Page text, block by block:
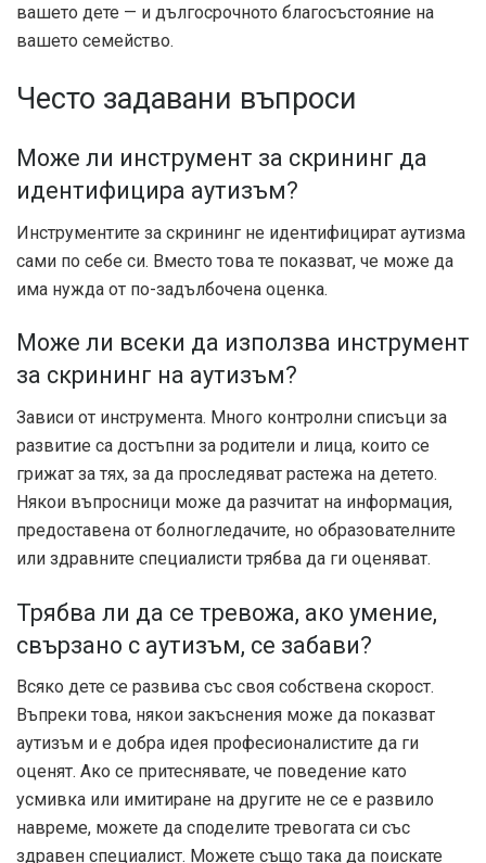
вашето дете — и дългосрочното благосъстояние на
вашето семейство.
Често задавани въпроси
Може ли инструмент за скрининг да
идентифицира аутизъм?
Инструментите за скрининг не идентифицират аутизма
сами по себе си. Вместо това те показват, че може да
има нужда от по-задълбочена оценка.
Може ли всеки да използва инструмент
за скрининг на аутизъм?
Зависи от инструмента. Много контролни списъци за
развитие са достъпни за родители и лица, които се
грижат за тях, за да проследяват растежа на детето.
Някои въпросници може да разчитат на информация,
предоставена от болногледачите, но образователните
или здравните специалисти трябва да ги оценяват.
Трябва ли да се тревожа, ако умение,
свързано с аутизъм, се забави?
Всяко дете се развива със своя собствена скорост.
Въпреки това, някои закъснения може да показват
аутизъм и е добра идея професионалистите да ги
оценят. Ако се притеснявате, че поведение като
усмивка или имитиране на другите не се е развило
навреме, можете да споделите тревогата си със
здравен специалист. Можете също така да поискате